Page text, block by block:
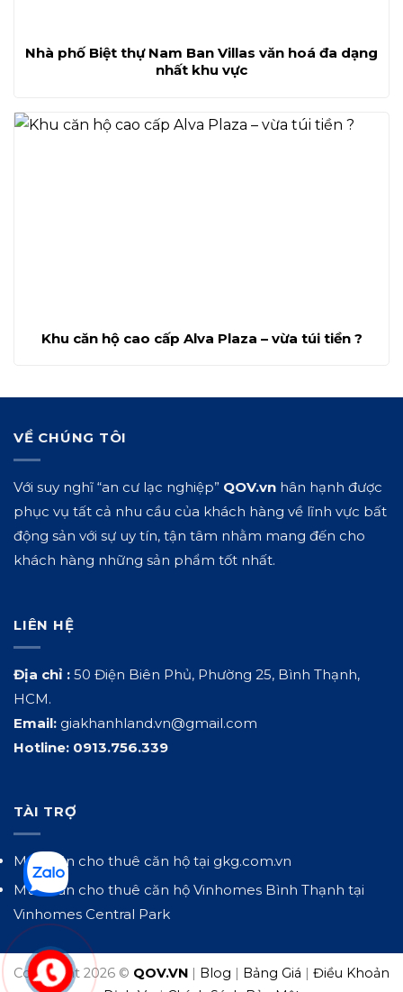
Nhà phố Biệt thự Nam Ban Villas văn hoá đa dạng
nhất khu vực
Khu căn hộ cao cấp Alva Plaza – vừa túi tiền ?
VỀ CHÚNG TÔI
Với suy nghĩ “an cư lạc nghiệp” QOV.vn hân hạnh được
phục vụ tất cả nhu cầu của khách hàng về lĩnh vực bất
động sản với sự uy tín, tận tâm nhằm mang đến cho
khách hàng những sản phẩm tốt nhất.
LIÊN HỆ
Địa chỉ : 50 Điện Biên Phủ, Phường 25, Bình Thạnh,
HCM.
Email: giakhanhland.vn@gmail.com
Hotline: 0913.756.339
TÀI TRỢ
Mua bán cho thuê căn hộ tại gkg.com.vn
Mua bán cho thuê căn hộ Vinhomes Bình Thạnh tại
Vinhomes Central Park
Copyright 2026 © QOV.VN | Blog | Bảng Giá | Điều Khoản